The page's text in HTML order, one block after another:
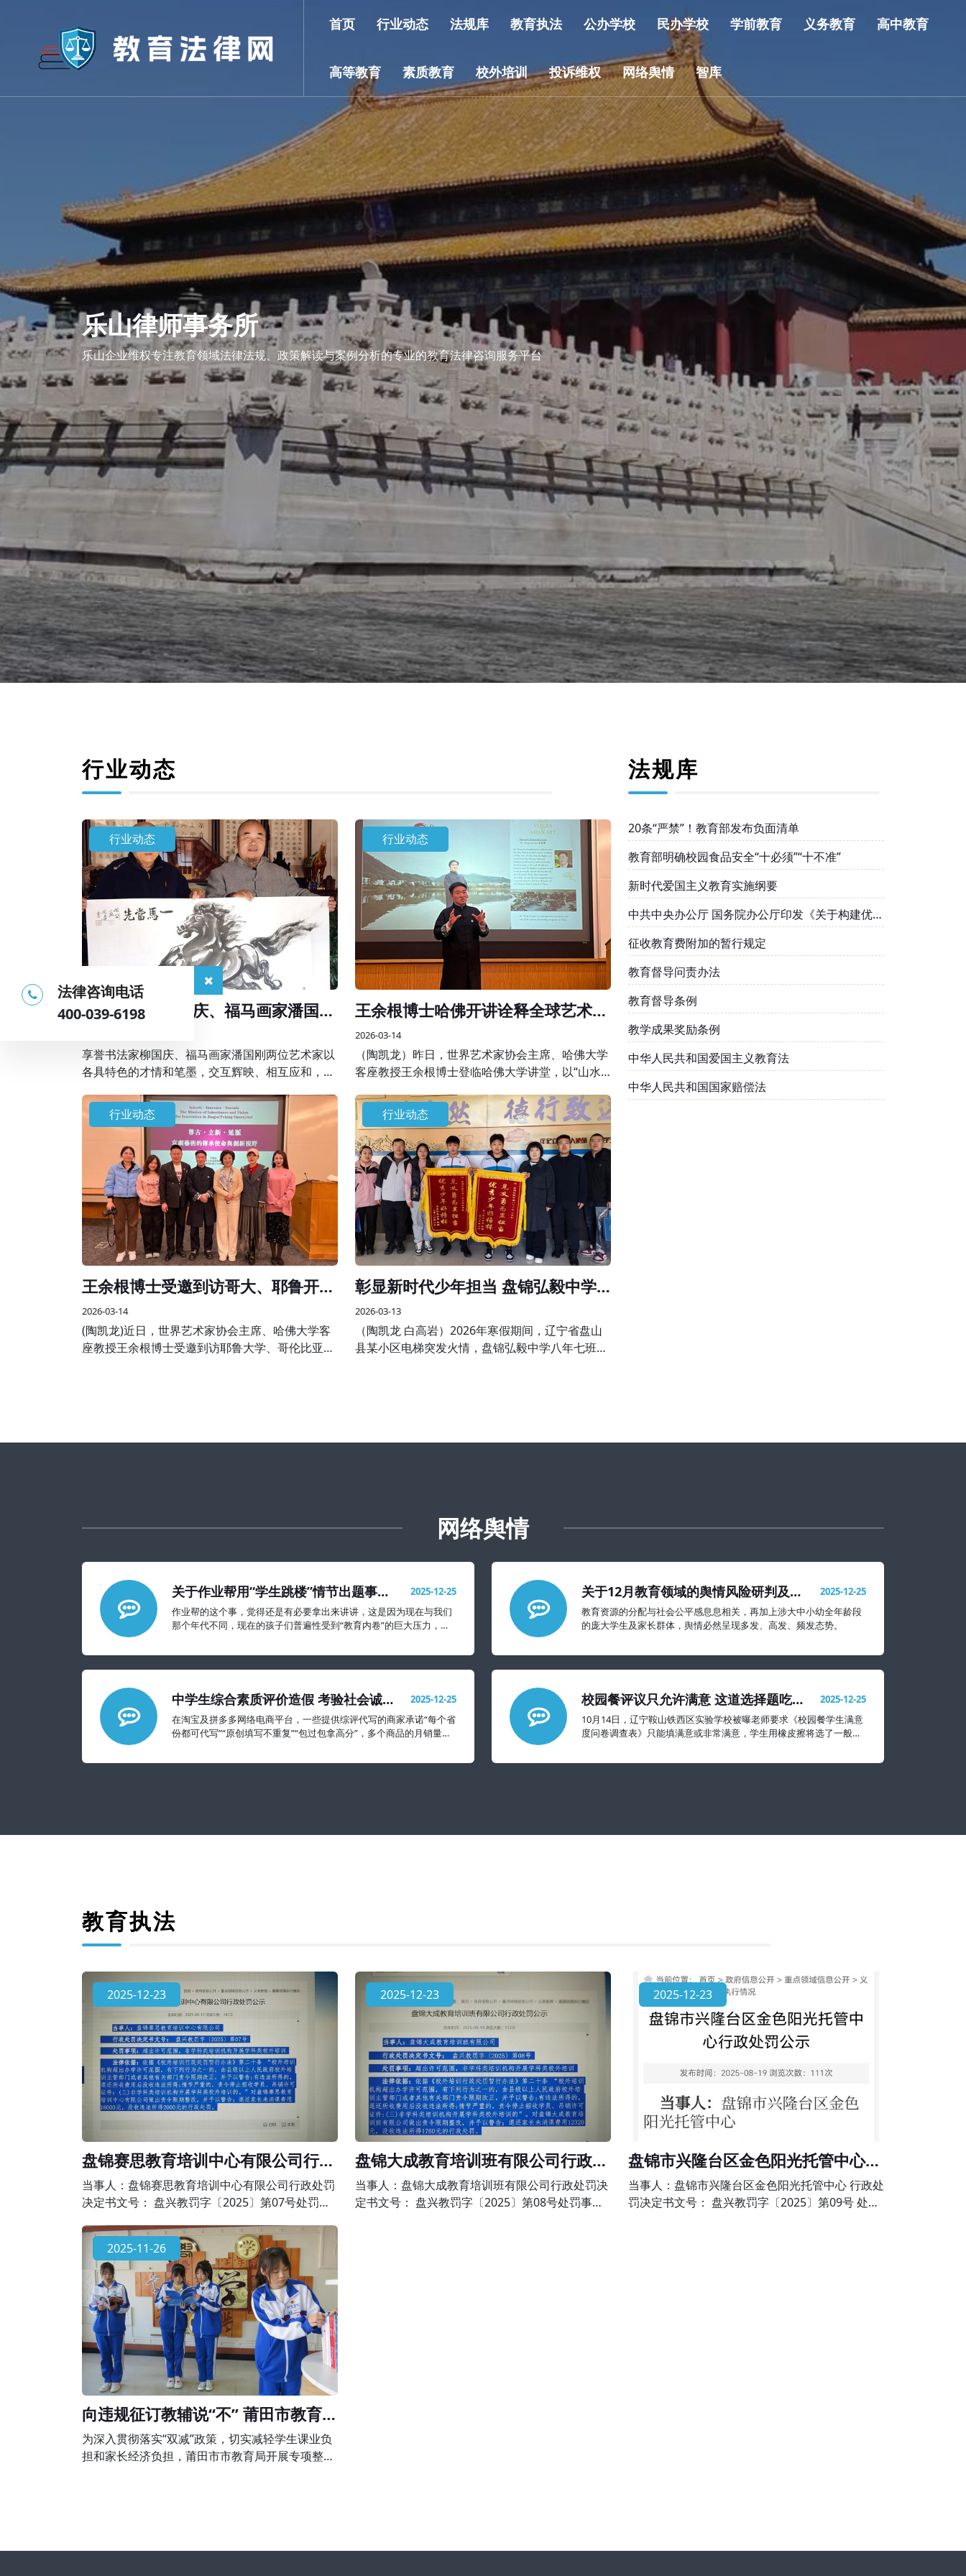
首页 行业动态 法规库 教育执法 公办学校 民办学校 学前教育 义务教育 高中教育
高等教育 素质教育 校外培训 投诉维权 网络舆情 智库
业维权乐山律师事务所
乐山企业维权专注教育领域法律法规、政策解读与案例分析的专业的教育法律咨询服务平台 乐山律师事务所,乐山法律咨询,乐山
行业动态
行业动态
享誉书法家柳国庆、福马画家潘国刚
享誉书法家柳国庆、福马画家潘国刚两位艺术家以
各具特色的才情和笔墨，交互辉映、相互应和，共
地人和、美好祥和生活的祈愿，抒发新时代的“精
气神”。
行业动态
王余根博士哈佛开讲诠释全球艺术美
学
2026-03-14
（陶凯龙）昨日，世界艺术家协会主席、哈佛大学
客座教授王余根博士登临哈佛大学讲堂，以“山水
年艺术积淀与世界大同、世界和平的美学思想融于
一堂，为全球学界、艺术界同仁呈现了一场跨越边
界的艺术盛宴。
行业动态
王余根博士受邀到访哥大、耶鲁开展
艺术学术交流
2026-03-14
(陶凯龙)近日，世界艺术家协会主席、哈佛大学客
座教授王余根博士受邀到访耶鲁大学、哥伦比亚大
行业动态
彰显新时代少年担当 盘锦弘毅中学
学子见义勇为受表彰
2026-03-13
（陶凯龙 白高岩）2026年寒假期间，辽宁省盘山
县某小区电梯突发火情，盘锦弘毅中学八年七班王
法规库
20条“严禁”！教育部发布负面清单
教育部明确校园食品安全“十必须”“十不准”
新时代爱国主义教育实施纲要
中共中央办公厅 国务院办公厅印发《关于构建优质
均衡的基本公共教育服务体系的意见》
征收教育费附加的暂行规定
教育督导问责办法
教育督导条例
教学成果奖励条例
中华人民共和国爱国主义教育法
中华人民共和国国家赔偿法
网络舆情
关于作业帮用“学生跳楼”情节出题事件
的教育警示
2025-12-25
作业帮的这个事，觉得还是有必要拿出来讲讲，这是因为现在与我们
那个年代不同，现在的孩子们普遍性受到“教育内卷”的巨大压力，抑
关于12月教育领域的舆情风险研判及处
置建议
2025-12-25
教育资源的分配与社会公平感息息相关，再加上涉大中小幼全年龄段
的庞大学生及家长群体，舆情必然呈现多发、高发、频发态势。
中学生综合素质评价造假 考验社会诚信
与契约精神
2025-12-25
在淘宝及拼多多网络电商平台，一些提供综评代写的商家承诺“每个省
份都可代写”“原创填写不重复”“包过包拿高分”，多个商品的月销量达
校园餐评议只允许满意 这道选择题吃相
太难看
2025-12-25
10月14日，辽宁鞍山铁西区实验学校被曝老师要求《校园餐学生满意
度问卷调查表》只能填满意或非常满意，学生用橡皮擦将选了一般和
教育执法
2025-12-23
盘锦赛思教育培训中心有限公司行政
处罚公示
当事人：盘锦赛思教育培训中心有限公司行政处罚
决定书文号： 盘兴教罚字〔2025〕第07号处罚事
校外培训法律依据：依据《校外培训行政处罚暂行
办法》第二十条 “校外培训机构超出办学许可范
围，有下列行为之一的，由县级以上人民政府校外
培训主管部门或者其他有关部门责令限期改正，并
予以警告;有违法所得的，退还所收费用后没收违法
所得;情节严重的，责令停止招收学员、吊销
2025-12-23
盘锦大成教育培训班有限公司行政处
罚公示
当事人：盘锦大成教育培训班有限公司行政处罚决
定书文号： 盘兴教罚字〔2025〕第08号处罚事
2025-12-23
盘锦市兴隆台区金色阳光托管中心行
政处罚公示
当事人：盘锦市兴隆台区金色阳光托管中心 行政处
罚决定书文号： 盘兴教罚字〔2025〕第09号 处罚
2025-11-26
向违规征订教辅说“不” 莆田市教育局
组织开展专项整治行动
为深入贯彻落实“双减”政策，切实减轻学生课业负
担和家长经济负担，莆田市市教育局开展专项整治
法律咨询电话
400-039-6198